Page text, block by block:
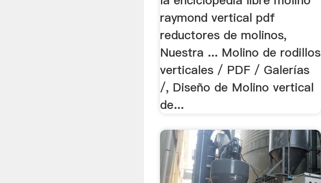
raymond vertical pdf
reductores de molinos,
Nuestra ... Molino de rodillos
verticales / PDF / Galerías
/, Diseño de Molino vertical
de...